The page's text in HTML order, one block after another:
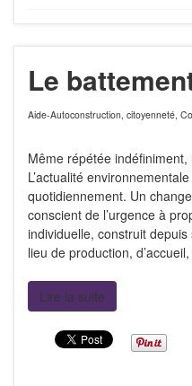
Le
Aide-Autoconstruction, citoyenneté,
Même répétée
L’actualité
quotidiennement. Un
conscient de l’urgence à
individuelle, construit
lieu de production,
Lire la suite